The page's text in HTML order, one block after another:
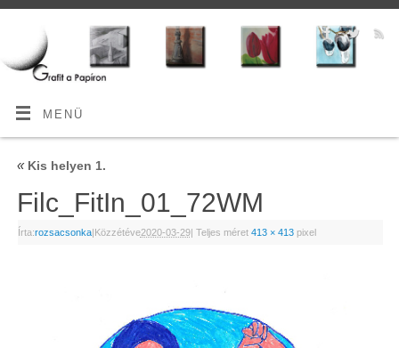
MENÜ
«Kis helyen 1.
Filc_FitIn_01_72WM
Írta:rozsacsonka|Közzétéve2020-03-29| Teljes méret 413 × 413pixel